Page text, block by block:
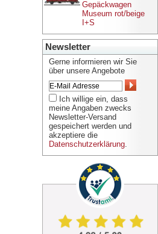
Gepäckwagen
Museum rot/beige
I+S
Newsletter
Gerne informieren wir Sie
über unsere Angebote
Ich willige ein, dass
meine Angaben zwecks
Newsletter-Versand
gespeichert werden und
akzeptiere die
Datenschutzerklärung.